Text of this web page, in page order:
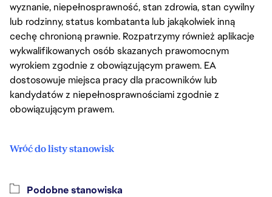
wyznanie, niepełnosprawność, stan zdrowia, stan cywilny
lub rodzinny, status kombatanta lub jakąkolwiek inną
cechę chronioną prawnie. Rozpatrzymy również aplikacje
wykwalifikowanych osób skazanych prawomocnym
wyrokiem zgodnie z obowiązującym prawem. EA
dostosowuje miejsca pracy dla pracowników lub
kandydatów z niepełnosprawnościami zgodnie z
obowiązującym prawem.
Wróć do listy stanowisk
Podobne stanowiska